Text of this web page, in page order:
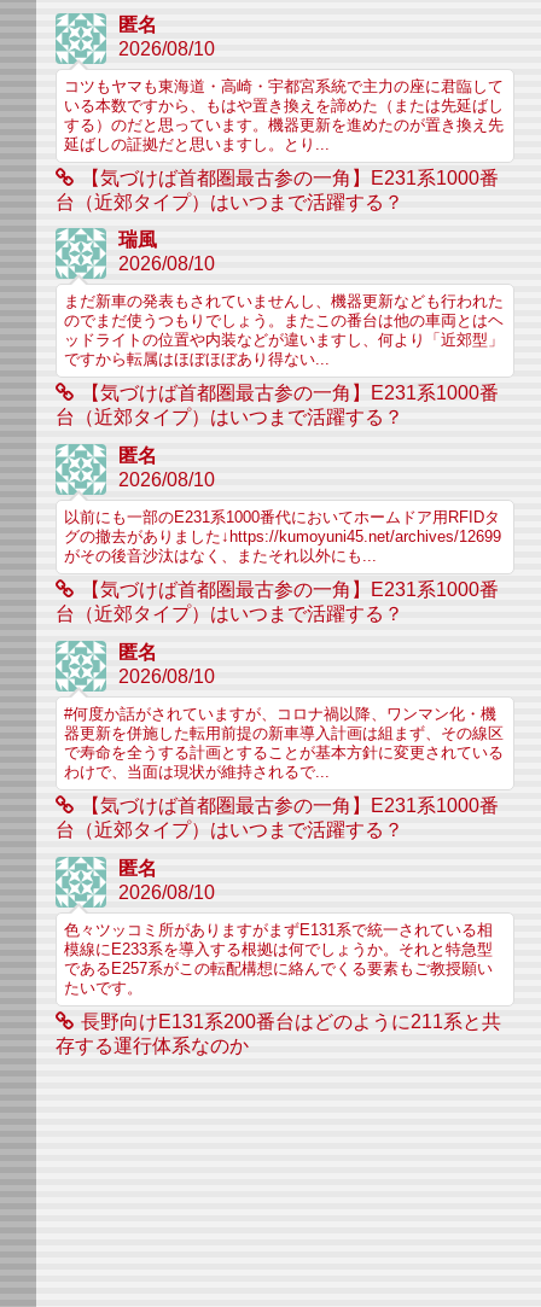
匿名
2026/08/10
コツもヤマも東海道・高崎・宇都宮系統で主力の座に君臨して
いる本数ですから、もはや置き換えを諦めた（または先延ばし
する）のだと思っています。機器更新を進めたのが置き換え先
延ばしの証拠だと思いますし。とり...
【気づけば首都圏最古参の一角】E231系1000番
台（近郊タイプ）はいつまで活躍する？
瑞風
2026/08/10
まだ新車の発表もされていませんし、機器更新なども行われた
のでまだ使うつもりでしょう。またこの番台は他の車両とはヘ
ッドライトの位置や内装などが違いますし、何より「近郊型」
ですから転属はほぼほぼあり得ない...
【気づけば首都圏最古参の一角】E231系1000番
台（近郊タイプ）はいつまで活躍する？
匿名
2026/08/10
以前にも一部のE231系1000番代においてホームドア用RFIDタ
グの撤去がありました↓https://kumoyuni45.net/archives/12699
がその後音沙汰はなく、またそれ以外にも...
【気づけば首都圏最古参の一角】E231系1000番
台（近郊タイプ）はいつまで活躍する？
匿名
2026/08/10
#何度か話がされていますが、コロナ禍以降、ワンマン化・機
器更新を併施した転用前提の新車導入計画は組まず、その線区
で寿命を全うする計画とすることが基本方針に変更されている
わけで、当面は現状が維持されるで...
【気づけば首都圏最古参の一角】E231系1000番
台（近郊タイプ）はいつまで活躍する？
匿名
2026/08/10
色々ツッコミ所がありますがまずE131系で統一されている相
模線にE233系を導入する根拠は何でしょうか。それと特急型
であるE257系がこの転配構想に絡んでくる要素もご教授願い
たいです。
長野向けE131系200番台はどのように211系と共
存する運行体系なのか